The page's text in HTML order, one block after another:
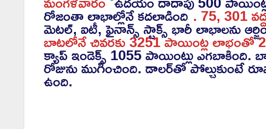
రోజంతా లాభాల్లోనే కదలాడింది. 75, 301
మెటల్, ఐటీ, ఫైనాన్స్ స్టాక్స్ భారీ లాభాలను
బాటలోనే చివరకు 3251 పాయింట్ల లాభంతో
క్యాప్ ఇండెక్స్ 1055 పాయింట్లు ఎగబాకింది.
రోజును ముగించింది. డాలర్‌తో పోల్చుకుంటే
ఉంది.